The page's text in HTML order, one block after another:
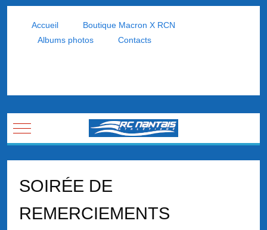
Accueil
Boutique Macron X RCN
Albums photos
Contacts
Mobile Menu Toggle
SOIRÉE DE
REMERCIEMENTS